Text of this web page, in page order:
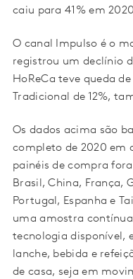
caiu para 41% em
O canal Impulso é o
registrou um declínio
HoReCa teve queda
Tradicional de 12%,
Os dados acima são
completo de 2020 em
painéis de compra
Brasil, China, França,
Portugal, Espanha e
uma amostra
tecnologia disponível,
lanche, bebida e
de casa, seja em